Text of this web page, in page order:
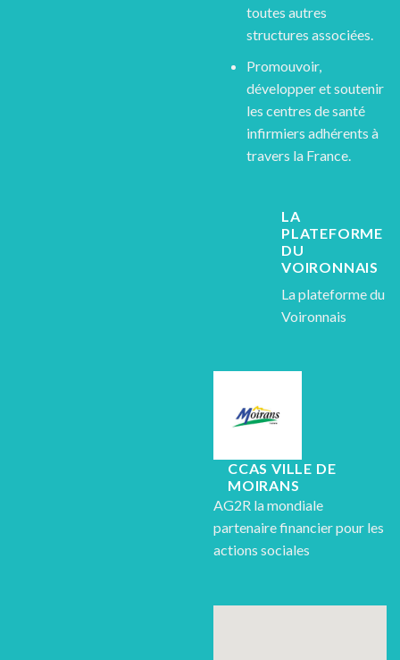
toutes autres
structures associées.
Promouvoir,
développer et soutenir
les centres de santé
infirmiers adhérents à
travers la France.
LA
PLATEFORME
DU
VOIRONNAIS
La plateforme du
Voironnais
CCAS VILLE DE
MOIRANS
AG2R la mondiale
partenaire financier pour les
actions sociales